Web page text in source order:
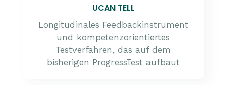
UCAN TELL
Longitudinales Feedbackinstrument
und kompetenzorientiertes
Testverfahren, das auf dem
bisherigen ProgressTest aufbaut